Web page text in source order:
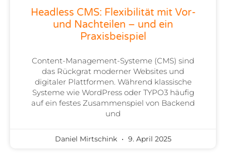
Headless CMS: Flexibilität mit Vor-
und Nachteilen – und ein
Praxisbeispiel
Content-Management-Systeme (CMS) sind
das Rückgrat moderner Websites und
digitaler Plattformen. Während klassische
Systeme wie WordPress oder TYPO3 häufig
auf ein festes Zusammenspiel von Backend
und
Daniel Mirtschink 9. April 2025